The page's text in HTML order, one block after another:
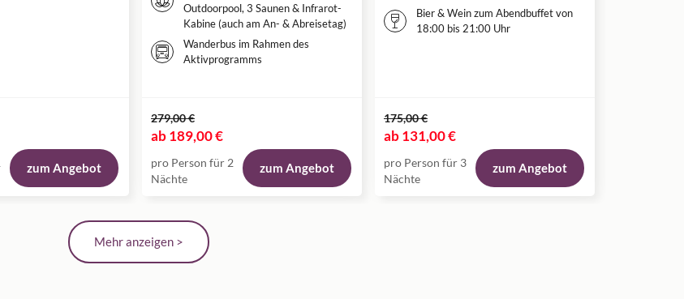
zum Angebot
Outdoorpool, 3 Saunen & Infrarot-
Kabine (auch am An- & Abreisetag)
Wanderbus im Rahmen des
Aktivprogramms
279,00 €
ab189,00 €
pro Person für 2
Nächte
zum Angebot
Bier & Wein zum Abendbuffet von
18:00 bis 21:00 Uhr
175,00 €
ab131,00 €
pro Person für 3
Nächte
zum Angebot
Mehr anzeigen >